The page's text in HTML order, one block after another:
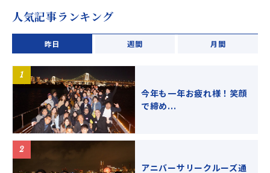
人気記事ランキング
昨日 週間 月間
今年も一年お疲れ様！笑顔
で締め...
アニバーサリークルーズ通